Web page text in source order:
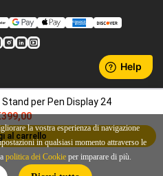
per Pen Display 24
al carrello
e condizioni
Ltd. All Rights Reserved.
la vostra esperienza di navigazione
in qualsiasi momento attraverso le
politica dei Cookie per imparare di più.